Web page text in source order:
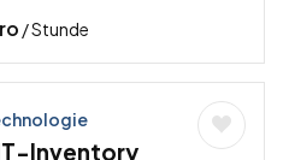
/ Stunde
Inventory